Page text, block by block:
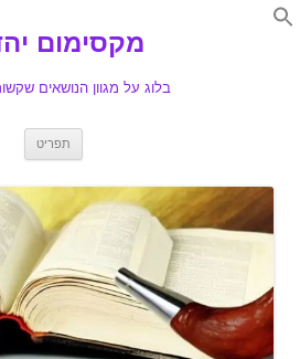
Search
מקסימום
בלוג על מגוון הנושאים
תפריט